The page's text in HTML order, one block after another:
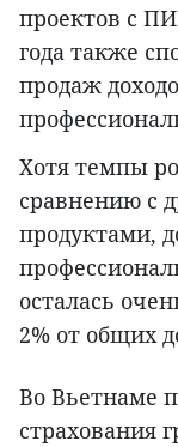
проектов с
года также
продаж
Хотя темпы
сравнению с
продуктами,
осталась
2% от общих
Во Вьетнаме
страхования